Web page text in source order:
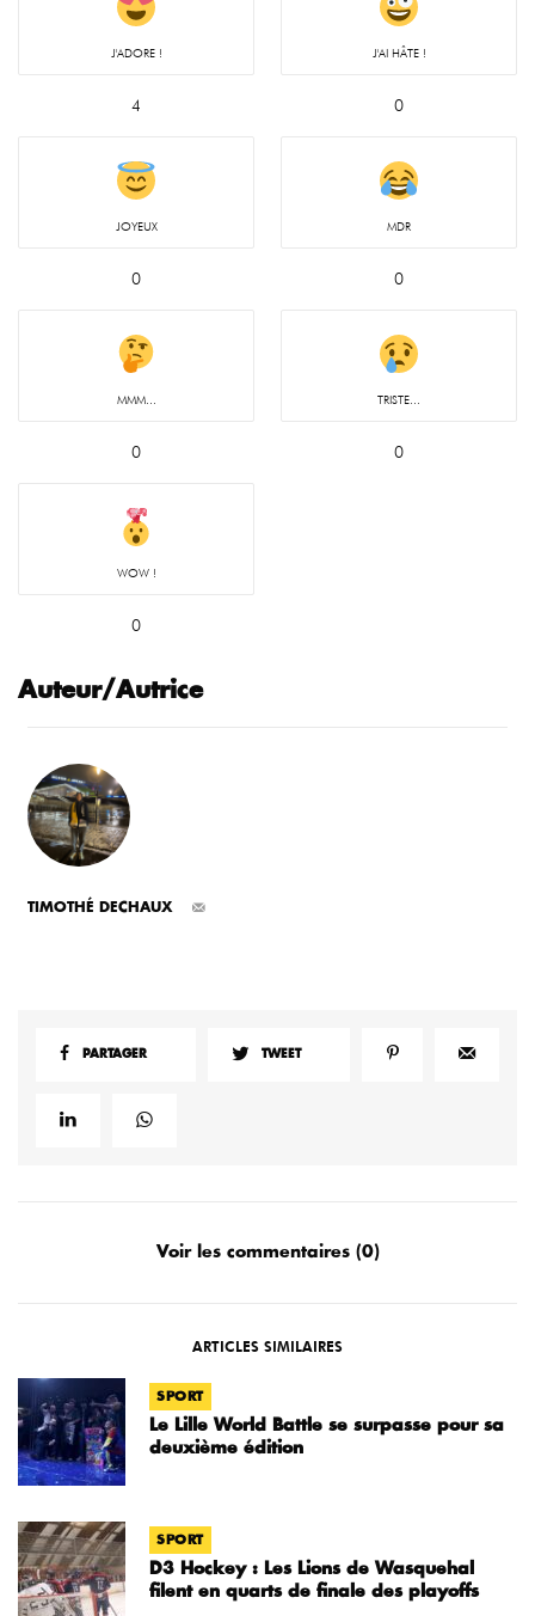
J'ADORE !
4
J'AI HÂTE !
0
JOYEUX
0
MDR
0
MMM...
0
TRISTE...
0
WOW !
0
Auteur/Autrice
TIMOTHÉ DECHAUX
PARTAGER TWEET
Voir les commentaires (0)
ARTICLES SIMILAIRES
SPORT
Le Lille World Battle se surpasse pour sa
deuxième édition
SPORT
D3 Hockey : Les Lions de Wasquehal
filent en quarts de finale des playoffs